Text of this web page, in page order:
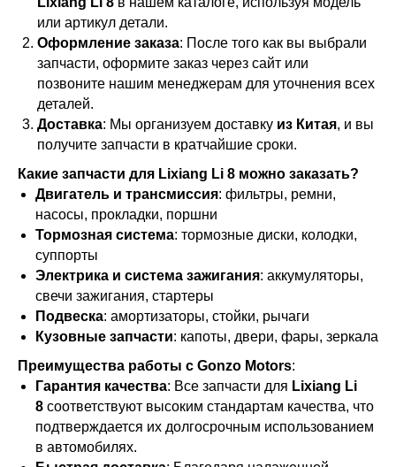
или артикул детали.
Оформление заказа: После того как вы выбрали
запчасти, оформите заказ через сайт или
позвоните нашим менеджерам для уточнения всех
деталей.
Доставка: Мы организуем доставку из Китая, и вы
получите запчасти в кратчайшие сроки.
Какие запчасти для Lixiang Li 8 можно заказать?
Двигатель и трансмиссия: фильтры, ремни,
насосы, прокладки, поршни
Тормозная система: тормозные диски, колодки,
суппорты
Электрика и система зажигания: аккумуляторы,
свечи зажигания, стартеры
Подвеска: амортизаторы, стойки, рычаги
Кузовные запчасти: капоты, двери, фары, зеркала
Преимущества работы с Gonzo Motors:
Гарантия качества: Все запчасти для Lixiang Li
8 соответствуют высоким стандартам качества, что
подтверждается их долгосрочным использованием
в автомобилях.